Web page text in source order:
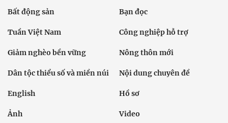
Bất động sản Bạn đọc
Tuần Việt Nam Công nghiệp hỗ trợ
Giảm nghèo bền vững Nông thôn mới
Dân tộc thiểu số và miền núi Nội dung chuyên đề
English Hồ sơ
Ảnh Video